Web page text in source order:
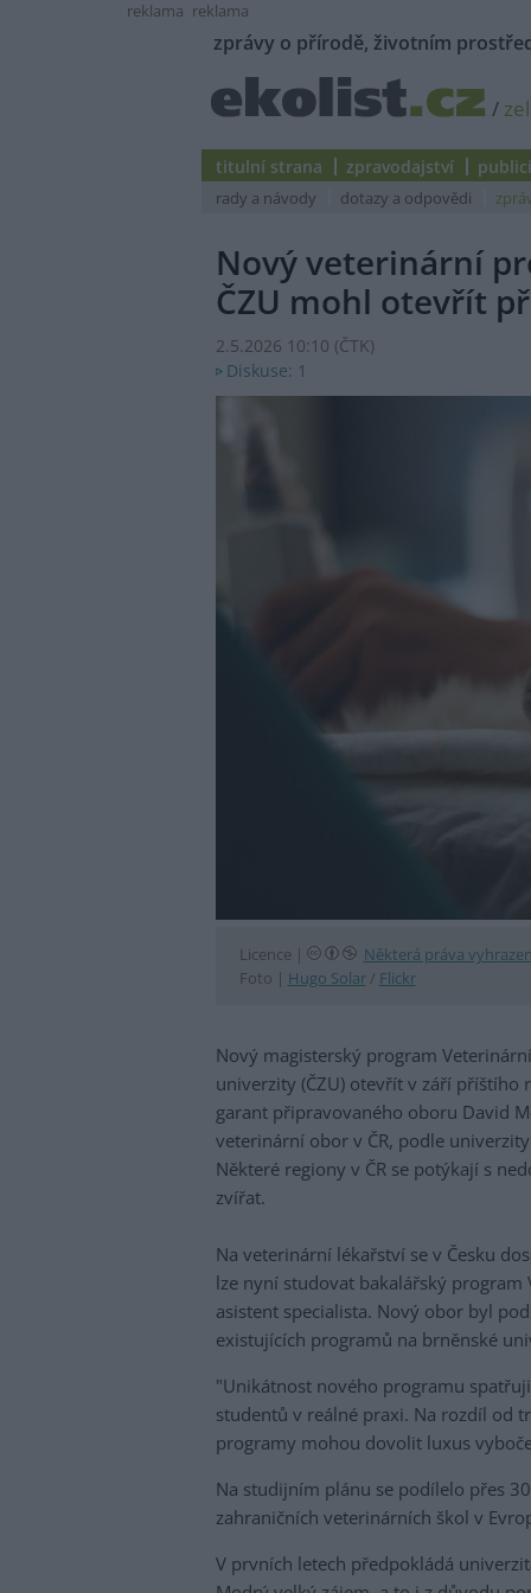
reklama reklama
zprávy o přírodě, životním
/
titulní strana zpravodajství
rady a návody dotazy a odpovědi
Nový veterinární
ČZU mohl otevřít
2.5.2026 10:10 (ČTK)
Diskuse: 1
Licence |
Některá práva
Foto | Hugo Solar/ Flickr
Nový magisterský program
univerzity (ČZU) otevřít v září příštího
garant připravovaného oboru David
veterinární obor v ČR, podle
Některé regiony v ČR se potýkají s
zvířat.
Na veterinární lékařství se v Česku
lze nyní studovat bakalářský
asistent specialista. Nový obor byl
existujících programů na brněnské
"Unikátnost nového programu
studentů v reálné praxi. Na rozdíl od
programy mohou dovolit luxus
Na studijním plánu se podílelo přes
zahraničních veterinárních škol v
V prvních letech předpokládá